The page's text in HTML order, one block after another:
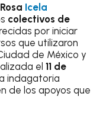
Icela
colectivos de
por iniciar
que utilizaron
de México y
el11 de
indagatoria
de los apoyos que